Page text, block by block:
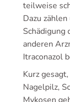
teilweise
Dazu
anderen
Itraconazol
Kurz
Nagelpilz,
Mykosen